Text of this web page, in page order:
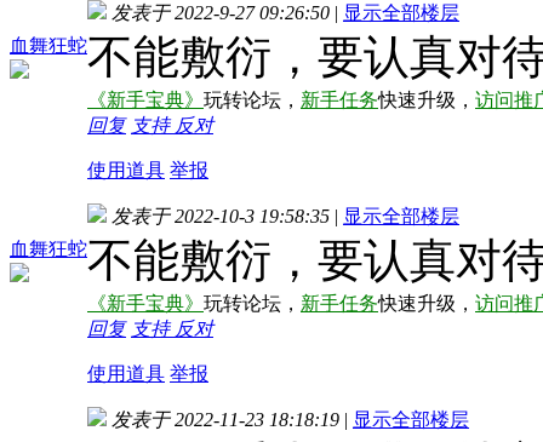
血舞狂蛇
发表于 2022-9-27 09:26:50 | 显示全部楼层
不能敷衍，要认真对
《新手宝典》 玩转论坛， 新手任务快速升级， 访问推
回复 支持 反对
使用道具 举报
血舞狂蛇
发表于 2022-10-3 19:58:35 | 显示全部楼层
不能敷衍，要认真对
《新手宝典》 玩转论坛， 新手任务快速升级， 访问推
回复 支持 反对
使用道具 举报
发表于 2022-11-23 18:18:19 | 显示全部楼层